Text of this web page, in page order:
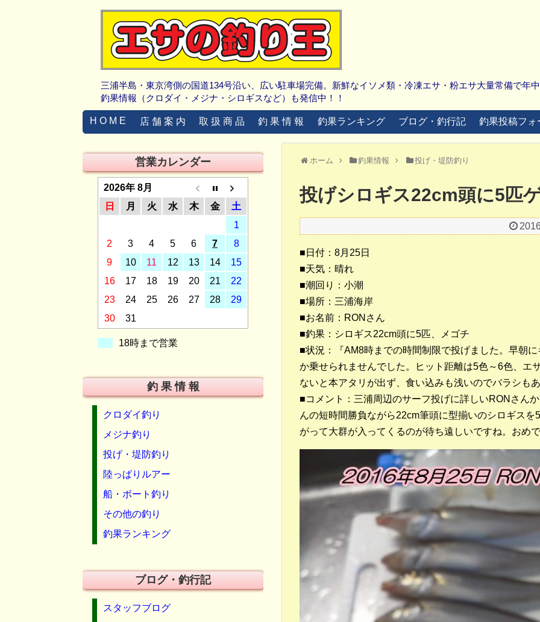
三浦半島・東京湾側の国道134号沿い、広い駐車場完備。新鮮なイソメ類・冷凍エサ・粉エサ大量常備で年
釣果情報（クロダイ・メジナ・シロギスなど）も発信中！！
H O M E 店 舗 案 内 取 扱 商 品 釣 果 情 報 釣果ランキング ブログ・釣行記 釣果投稿フォ
ホーム 釣果情報 投げ・堤防釣り
投げシロギス22cm頭に5匹
■日付：8月25日
■天気：晴れ
■潮回り：小潮
■場所：三浦海岸
■お名前：RONさん
■釣果：シロギス22cm頭に5匹、メゴチ
■状況：『AM8時までの時間制限で投げました。早朝
か乗せられませんでした。ヒット距離は5色～6色、エ
ないと本アタリが出ず、食い込みも浅いのでバラシも
■コメント：三浦周辺のサーフ投げに詳しいRONさん
んの短時間勝負ながら22cm筆頭に型揃いのシロギス
がって大群が入ってくるのが待ち遠しいですね。おめ
営業カレンダー
2026年 8月
日
月 火 水 木 金
土
1
2
3 4 5 6 7
8
9
10 11 12 13 14
15
16
17 18 19 20 21
22
23
24 25 26 27 28
29
30
31
18時まで営業
釣 果 情 報
クロダイ釣り
メジナ釣り
投げ・堤防釣り
陸っぱりルアー
船・ボート釣り
その他の釣り
釣果ランキング
ブログ・釣行記
スタッフブログ